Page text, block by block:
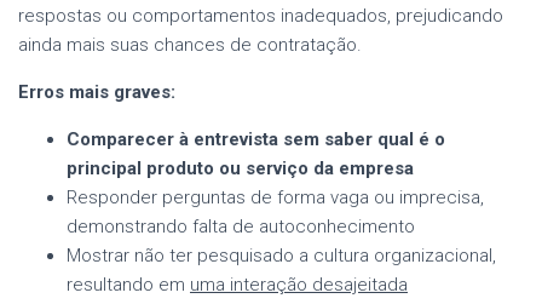
respostas ou comportamentos inadequados, prejudicando
ainda mais suas chances de contratação.
Erros mais graves:
Comparecer à entrevista sem saber qual é o
principal produto ou serviço da empresa
Responder perguntas de forma vaga ou imprecisa,
demonstrando falta de autoconhecimento
Mostrar não ter pesquisado a cultura organizacional,
resultando em uma interação desajeitada